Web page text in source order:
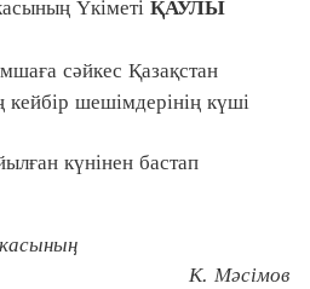
сәйкес Қазақстан
кейбір шешімдерінің күші
күнінен бастап
К. Мәсімов